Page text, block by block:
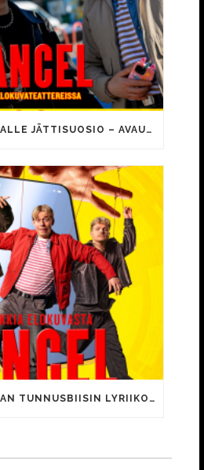
CANCEL-ELOKUVALLE JÄTTISUOSIO – AVAUSPÄIVÄNÄ JO 15 492 KATSOJAA!
CANCEL-ELOKUVAN TUNNUSBIISIN LYRIIKOISSA TUTTUJA MEEMIHOKEMIA YOUTUBE-VIDEOILTA!